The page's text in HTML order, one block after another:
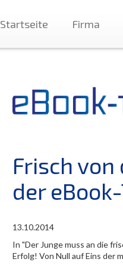
Startseite Firma
Frisch von
der
13.10.2014
In "Der Junge muss an die
Erfolg! Von Null auf Eins der